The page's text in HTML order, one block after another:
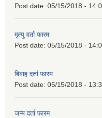
Post date: 05/15/2018 -
मृत्यु दर्ता फारम
Post date: 05/15/2018 -
बिबाह दर्ता फारम
Post date: 05/15/2018 -
जन्म दर्ता फारम